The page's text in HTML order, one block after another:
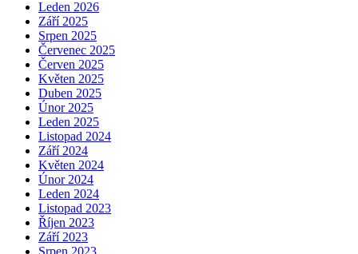
Leden 2026
Září 2025
Srpen 2025
Červenec 2025
Červen 2025
Květen 2025
Duben 2025
Únor 2025
Leden 2025
Listopad 2024
Září 2024
Květen 2024
Únor 2024
Leden 2024
Listopad 2023
Říjen 2023
Září 2023